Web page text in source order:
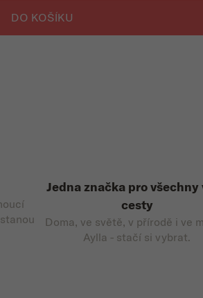
DO KOŠÍKU
Jedna značka pro všechny
cesty
Doma, ve světě, v přírodě i ve
Aylla - stačí si vybrat.